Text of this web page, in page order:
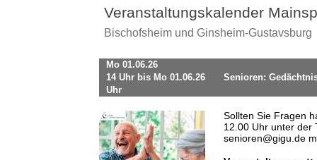
Veranstaltungskalender
Bischofsheim und Ginsheim-Gustavsburg
Mo 01.06.26
14 Uhr bis Mo 01.06.26
Uhr
Senioren:
Sollten Sie Fragen
12.00 Uhr unter der
senioren@gigu.de